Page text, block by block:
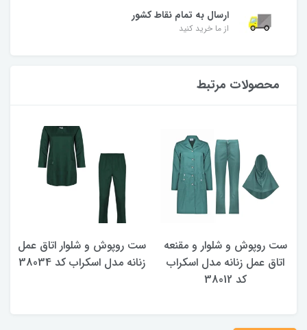
ارسال به تمام نقاط کشور
از ما خرید کنید
محصولات مرتبط
ست روپوش و شلوار و مقنعه
اتاق عمل زنانه مدل اسکراب
کد 38012
ست روپوش و شلوار اتاق عمل
زنانه مدل اسکراب کد 38034